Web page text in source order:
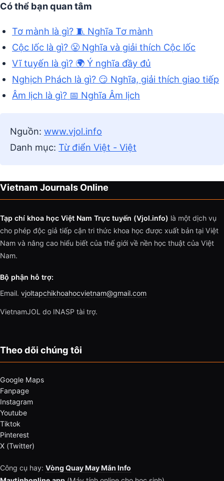
Có thể bạn quan tâm
Tơ mành là gì? 🧵 Nghĩa Tơ mành
Cộc lốc là gì? 😤 Nghĩa và giải thích Cộc lốc
Vĩ tuyến là gì? 🌍 Ý nghĩa đầy đủ
Nghịch Phách là gì? 😏 Nghĩa, giải thích giao tiếp
Âm lịch là gì? 📅 Nghĩa Âm lịch
Nguồn: www.vjol.info
Danh mục: Từ điển Việt - Việt
Vietnam Journals Online
Tạp chí khoa học Việt Nam Trực tuyến (Vjol.info) là một dịch vụ
cho phép độc giả tiếp cận tri thức khoa học được xuất bản tại Việt
Nam và nâng cao hiểu biết của thế giới về nền học thuật của Việt
Nam.
Bộ phận hỗ trợ:
Email. vjoltapchikhoahocvietnam@gmail.com
VietnamJOL do INASP tài trợ.
Theo dõi chúng tôi
Google Maps
Fanpage
Instagram
Youtube
Tiktok
Pinterest
X (Twitter)
Công cụ hay: Vòng Quay May Mắn Info